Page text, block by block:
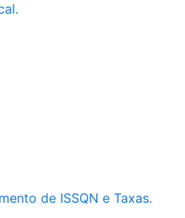
de ISSQN e Taxas.